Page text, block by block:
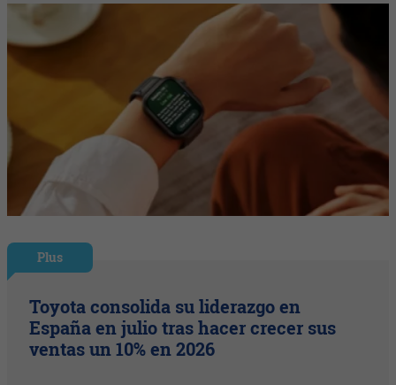
Plus
Toyota consolida su liderazgo en
España en julio tras hacer crecer sus
ventas un 10% en 2026